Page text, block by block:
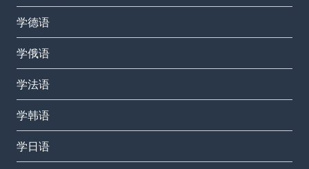
学德语
学俄语
学法语
学韩语
学日语